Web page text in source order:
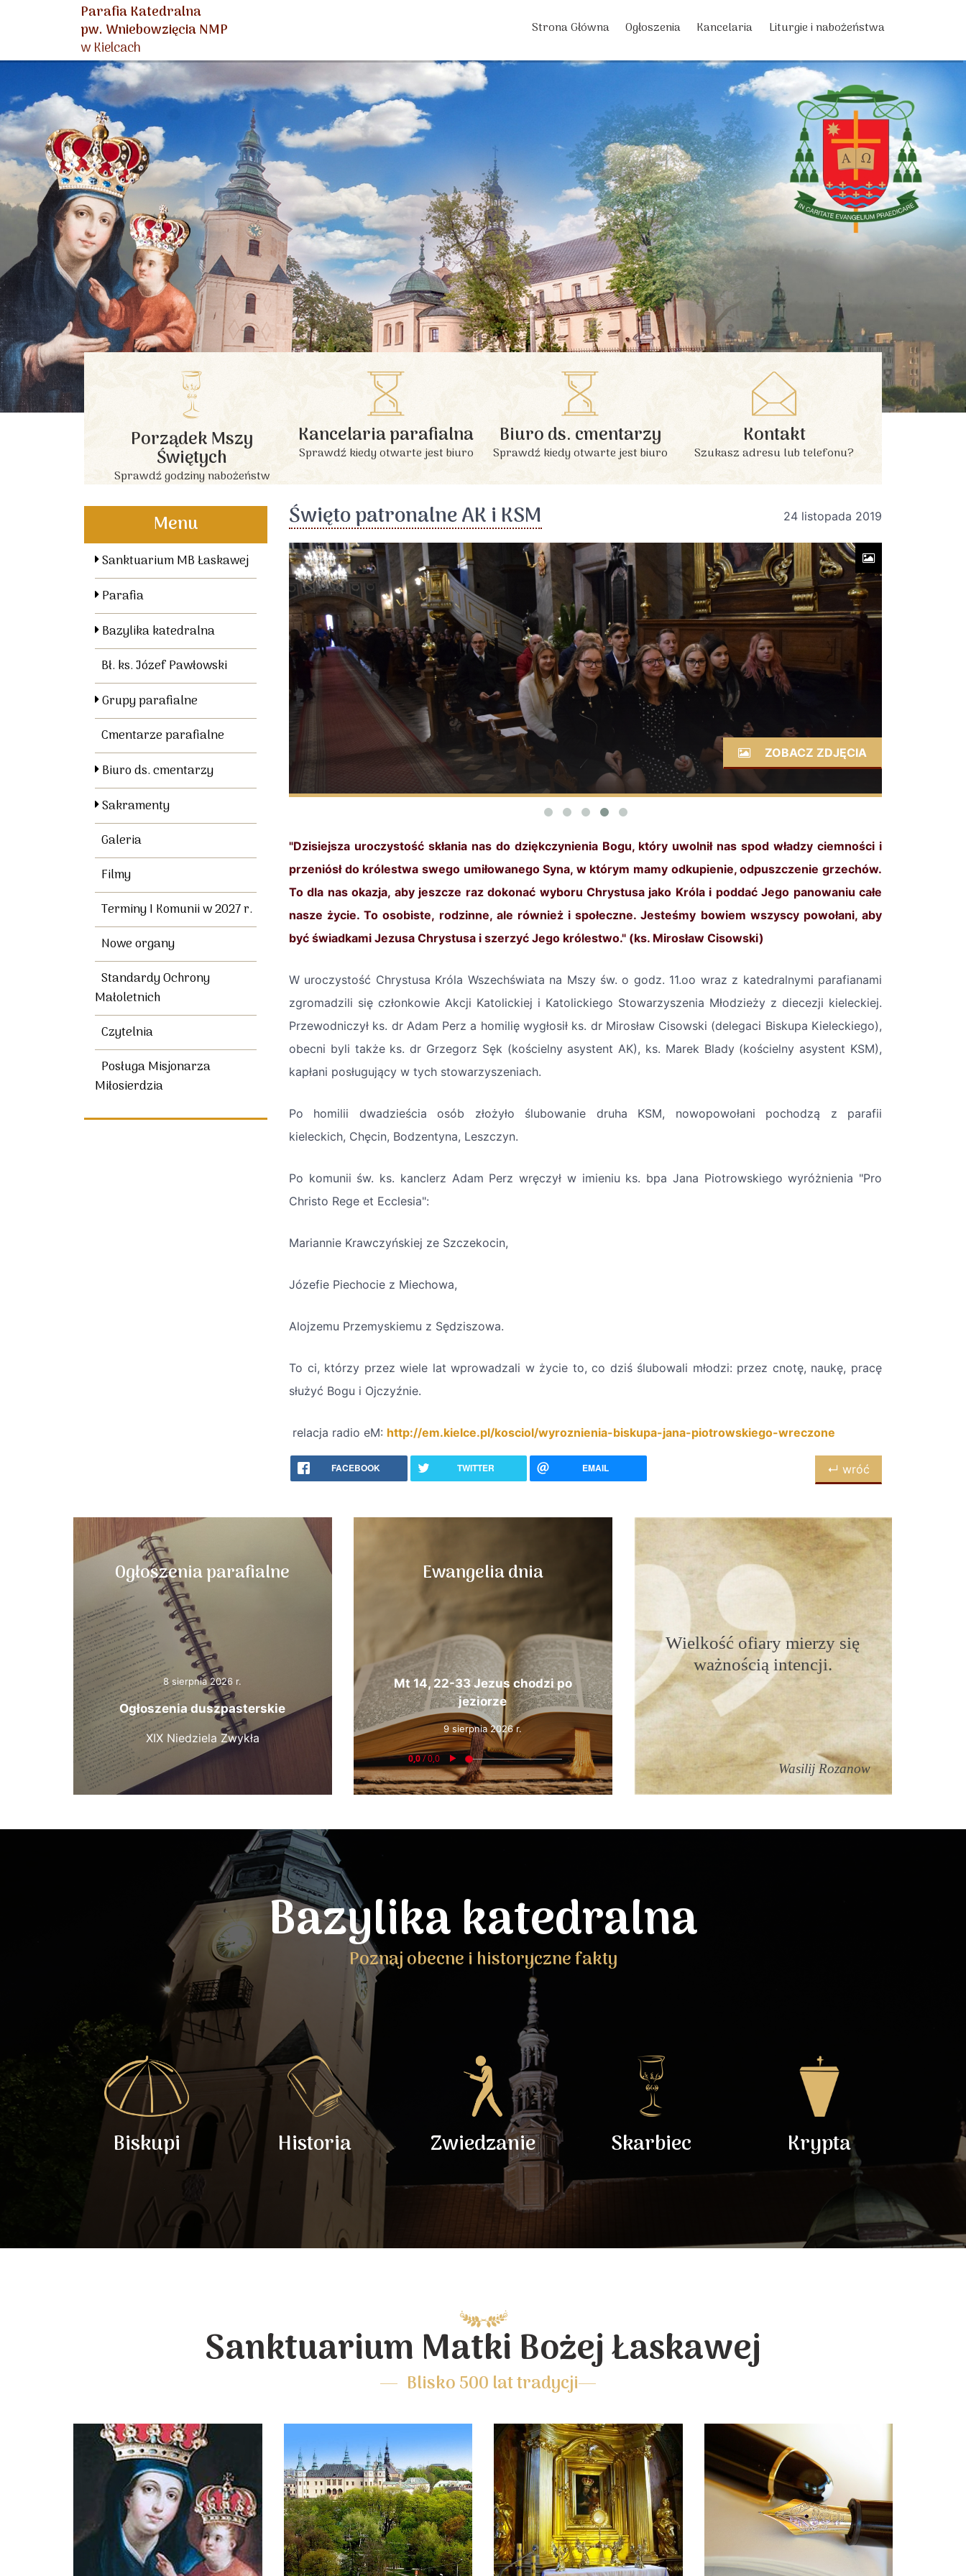
Parafia Katedralna
pw. Wniebowzięcia NMP
w Kielcach
Strona Główna Ogłoszenia Kancelaria Liturgie i nabożeństwa
Porządek Mszy
Świętych
Sprawdź godziny nabożeństw
Kancelaria parafialna
Sprawdź kiedy otwarte jest biuro
Biuro ds. cmentarzy
Sprawdź kiedy otwarte jest biuro
Kontakt
Szukasz adresu lub telefonu?
Menu
Sanktuarium MB Łaskawej
Parafia
Bazylika katedralna
Bł. ks. Józef Pawłowski
Grupy parafialne
Cmentarze parafialne
Biuro ds. cmentarzy
Sakramenty
Galeria
Filmy
Terminy I Komunii w 2027 r.
Nowe organy
Standardy Ochrony
Małoletnich
Czytelnia
Posługa Misjonarza
Miłosierdzia
Święto patronalne AK i KSM 24 listopada 2019
ZOBACZ ZDJĘCIA
"Dzisiejsza uroczystość skłania nas do dziękczynienia Bogu, który uwolnił nas spod władzy ciemności i
przeniósł do królestwa swego umiłowanego Syna, w którym mamy odkupienie, odpuszczenie grzechów.
To dla nas okazja, aby jeszcze raz dokonać wyboru Chrystusa jako Króla i poddać Jego panowaniu całe
nasze życie. To osobiste, rodzinne, ale również i społeczne. Jesteśmy bowiem wszyscy powołani, aby
być świadkami Jezusa Chrystusa i szerzyć Jego królestwo." (ks. Mirosław Cisowski)
W uroczystość Chrystusa Króla Wszechświata na Mszy św. o godz. 11.oo wraz z katedralnymi parafianami
zgromadzili się członkowie Akcji Katolickiej i Katolickiego Stowarzyszenia Młodzieży z diecezji kieleckiej.
Przewodniczył ks. dr Adam Perz a homilię wygłosił ks. dr Mirosław Cisowski (delegaci Biskupa Kieleckiego),
obecni byli także ks. dr Grzegorz Sęk (kościelny asystent AK), ks. Marek Blady (kościelny asystent KSM),
kapłani posługujący w tych stowarzyszeniach.
Po homilii dwadzieścia osób złożyło ślubowanie druha KSM, nowopowołani pochodzą z parafii
kieleckich, Chęcin, Bodzentyna, Leszczyn.
Po komunii św. ks. kanclerz Adam Perz wręczył w imieniu ks. bpa Jana Piotrowskiego wyróżnienia "Pro
Christo Rege et Ecclesia":
Mariannie Krawczyńskiej ze Szczekocin,
Józefie Piechocie z Miechowa,
Alojzemu Przemyskiemu z Sędziszowa.
To ci, którzy przez wiele lat wprowadzali w życie to, co dziś ślubowali młodzi: przez cnotę, naukę, pracę
służyć Bogu i Ojczyźnie.
relacja radio eM: http://em.kielce.pl/kosciol/wyroznienia-biskupa-jana-piotrowskiego-wreczone
FACEBOOK TWITTER EMAIL ↵ wróć
Ogłoszenia parafialne
8 sierpnia 2026 r.
Ogłoszenia duszpasterskie
XIX Niedziela Zwykła
Ewangelia dnia
Mt 14, 22-33 Jezus chodzi po
jeziorze
9 sierpnia 2026 r.
Wielkość ofiary mierzy się
ważnością intencji.
Wasilij Rozanow
Bazylika katedralna
Poznaj obecne i historyczne fakty
Biskupi Historia Zwiedzanie Skarbiec Krypta
Sanktuarium Matki Bożej Łaskawej
Blisko 500 lat tradycji